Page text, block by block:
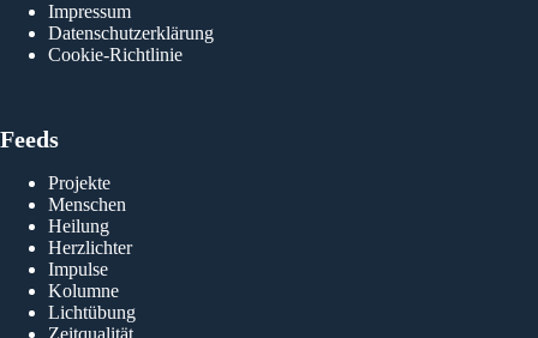
Impressum
Datenschutzerklärung
Cookie-Richtlinie
Feeds
Projekte
Menschen
Heilung
Herzlichter
Impulse
Kolumne
Lichtübung
Zeitqualität